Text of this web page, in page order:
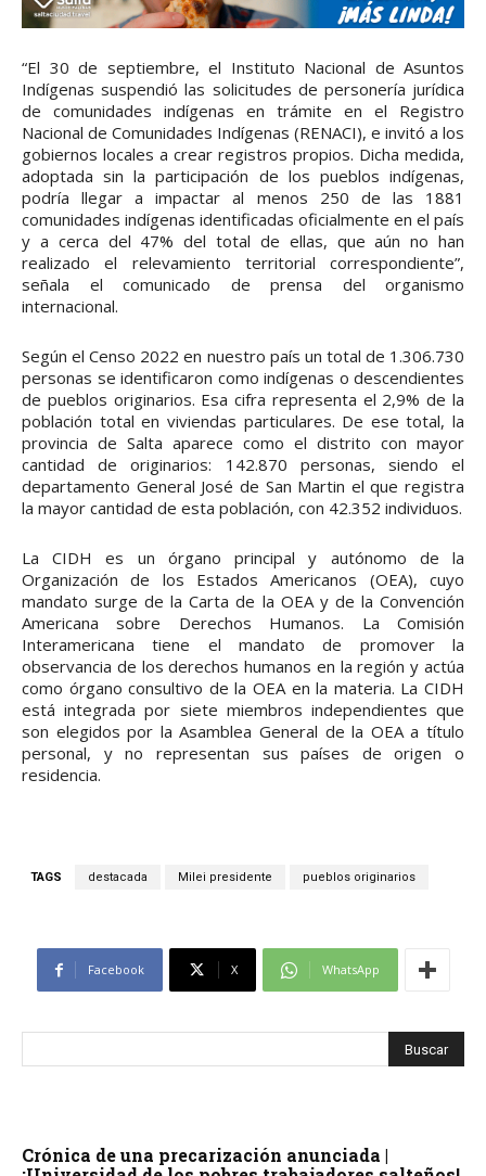
“El 30 de septiembre, el Instituto Nacional de Asuntos
Indígenas suspendió las solicitudes de personería jurídica
de comunidades indígenas en trámite en el Registro
Nacional de Comunidades Indígenas (RENACI), e invitó a los
gobiernos locales a crear registros propios. Dicha medida,
adoptada sin la participación de los pueblos indígenas,
podría llegar a impactar al menos 250 de las 1881
comunidades indígenas identificadas oficialmente en el país
y a cerca del 47% del total de ellas, que aún no han
realizado el relevamiento territorial correspondiente”,
señala el comunicado de prensa del organismo
internacional.
Según el Censo 2022 en nuestro país un total de 1.306.730
personas se identificaron como indígenas o descendientes
de pueblos originarios. Esa cifra representa el 2,9% de la
población total en viviendas particulares. De ese total, la
provincia de Salta aparece como el distrito con mayor
cantidad de originarios: 142.870 personas, siendo el
departamento General José de San Martin el que registra
la mayor cantidad de esta población, con 42.352 individuos.
La CIDH es un órgano principal y autónomo de la
Organización de los Estados Americanos (OEA), cuyo
mandato surge de la Carta de la OEA y de la Convención
Americana sobre Derechos Humanos. La Comisión
Interamericana tiene el mandato de promover la
observancia de los derechos humanos en la región y actúa
como órgano consultivo de la OEA en la materia. La CIDH
está integrada por siete miembros independientes que
son elegidos por la Asamblea General de la OEA a título
personal, y no representan sus países de origen o
residencia.
TAGS destacada Milei presidente pueblos originarios
Facebook X WhatsApp
Crónica de una precarización anunciada |